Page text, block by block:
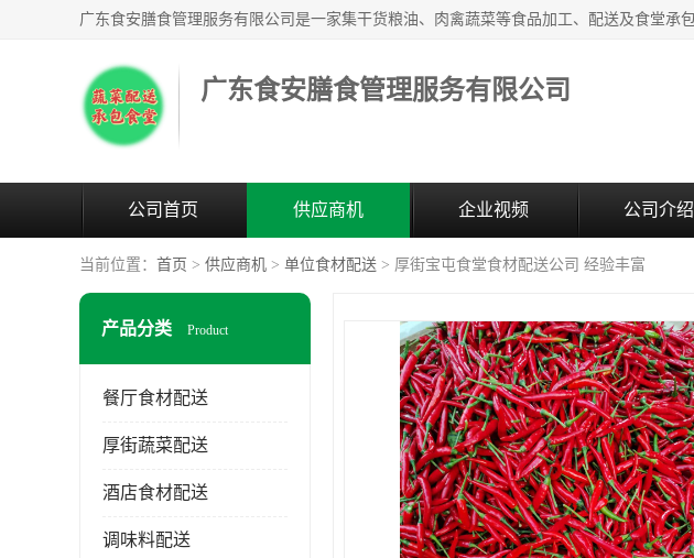
广东食安膳食管理服务有限公司
公司首页 供应商机 企业视频 公司介绍
当前位置： 首页 > 供应商机 > 单位食材配送 > 厚街宝屯食堂食材配送公司 经验丰富
产品分类 Product
餐厅食材配送
厚街蔬菜配送
酒店食材配送
调味料配送